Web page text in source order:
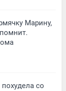
Марину,
похудела со